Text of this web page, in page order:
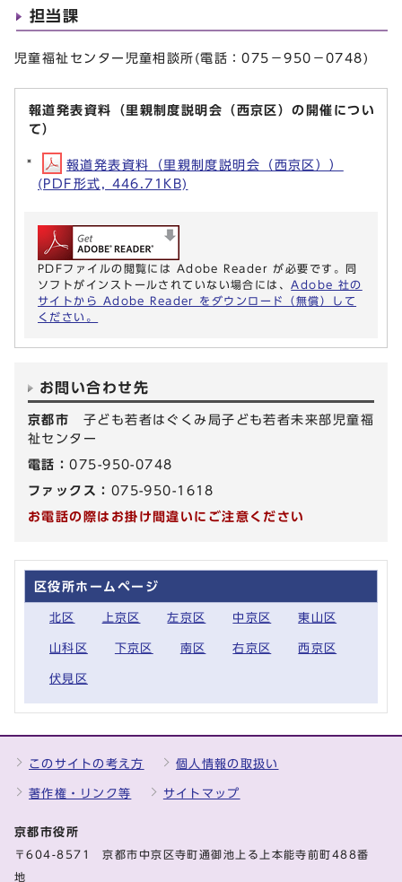
担当課
児童福祉センター児童相談所(電話：075－950－0748)
報道発表資料（里親制度説明会（西京区）の開催につい
て）
報道発表資料（里親制度説明会（西京区））
(PDF形式, 446.71KB)
PDFファイルの閲覧には Adobe Reader が必要です。同
ソフトがインストールされていない場合には、 Adobe 社の
サイトから Adobe Reader をダウンロード（無償）して
ください。
お問い合わせ先
京都市 子ども若者はぐくみ局子ども若者未来部児童福
祉センター
電話：075-950-0748
ファックス： 075-950-1618
お電話の際はお掛け間違いにご注意ください
区役所ホームページ
北区 上京区 左京区 中京区 東山区
山科区 下京区 南区 右京区 西京区
伏見区
このサイトの考え方 個人情報の取扱い
著作権・リンク等 サイトマップ
京都市役所
〒604-8571 京都市中京区寺町通御池上る上本能寺前町488番
地